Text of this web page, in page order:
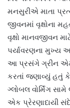
મનસુરીએ માતા
જીવનમાં વૃક્ષોના
વૃક્ષો માનવજીવન
પર્યાવરણના મુખ્ય
આ પ્રસંગે ગ્રીન
કરતાં જણાવ્યું હતું કે
ગ્લોબલ વોર્મિંગ
એક પ્રેરણાદાયી